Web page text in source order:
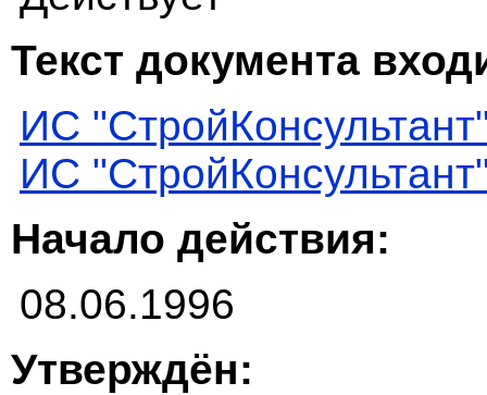
Текст документа
ИС
ИС
Начало действия:
08.06.1996
Утверждён: